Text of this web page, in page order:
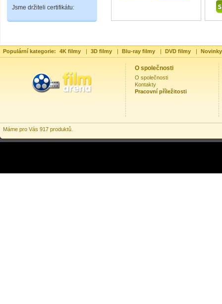
Jsme držiteli certifikátu:
Populární kategorie: 4K filmy | 3D filmy | Blu-ray filmy | DVD filmy |
O společnosti
O společnosti
Kontakty
Pracovní příležitosti
Máme pro Vás 917 produktů.